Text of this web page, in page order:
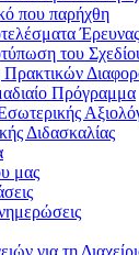
που παρήχθη
Έρευνας
του
Πρόγραμμα
Διδασκαλίας
μας
για τη